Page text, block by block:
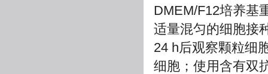
DMEM/F12培养基
适量混匀的细胞接
24 h后观察颗粒细
细胞；使用含有双